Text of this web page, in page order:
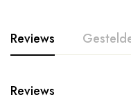
Reviews
Reviews